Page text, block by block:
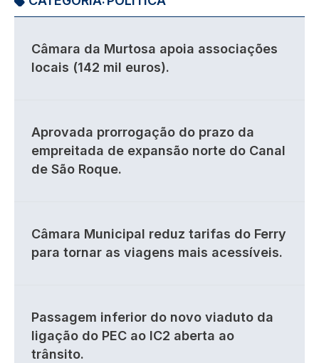
Câmara da Murtosa apoia associações
locais (142 mil euros).
Aprovada prorrogação do prazo da
empreitada de expansão norte do Canal
de São Roque.
Câmara Municipal reduz tarifas do Ferry
para tornar as viagens mais acessíveis.
Passagem inferior do novo viaduto da
ligação do PEC ao IC2 aberta ao
trânsito.